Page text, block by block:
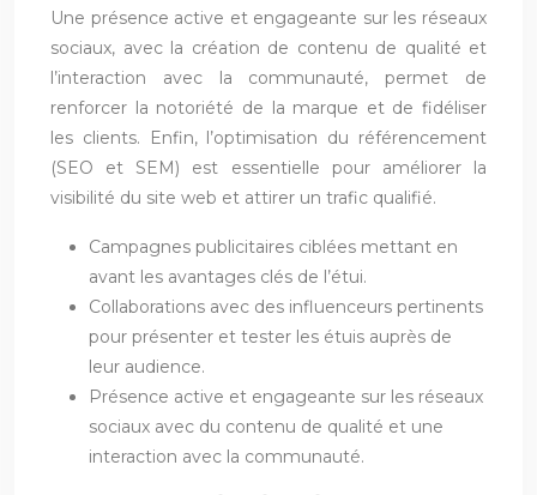
Une présence active et engageante sur les réseaux
sociaux, avec la création de contenu de qualité et
l’interaction avec la communauté, permet de
renforcer la notoriété de la marque et de fidéliser
les clients. Enfin, l’optimisation du référencement
(SEO et SEM) est essentielle pour améliorer la
visibilité du site web et attirer un trafic qualifié.
Campagnes publicitaires ciblées mettant en
avant les avantages clés de l’étui.
Collaborations avec des influenceurs pertinents
pour présenter et tester les étuis auprès de
leur audience.
Présence active et engageante sur les réseaux
sociaux avec du contenu de qualité et une
interaction avec la communauté.